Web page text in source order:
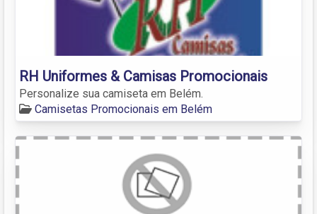
RH Uniformes & Camisas Promocionais
Personalize sua camiseta em Belém.
Camisetas Promocionais em Belém